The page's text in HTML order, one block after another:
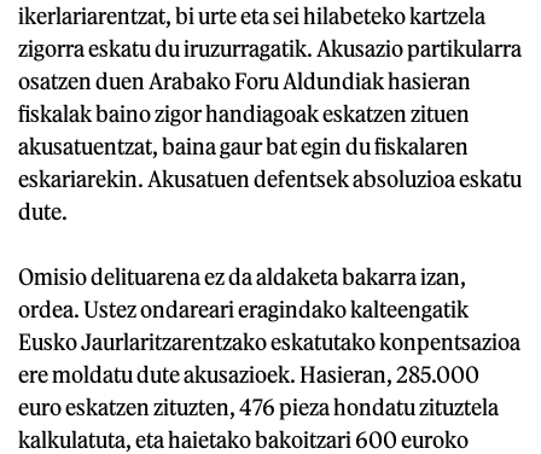
ikerlariarentzat, bi urte eta sei hilabeteko kartzela
zigorra eskatu du iruzurragatik. Akusazio partikularra
osatzen duen Arabako Foru Aldundiak hasieran
fiskalak baino zigor handiagoak eskatzen zituen
akusatuentzat, baina gaur bat egin du fiskalaren
eskariarekin. Akusatuen defentsek absoluzioa eskatu
dute.
Omisio delituarena ez da aldaketa bakarra izan,
ordea. Ustez ondareari eragindako kalteengatik
Eusko Jaurlaritzarentzako eskatutako konpentsazioa
ere moldatu dute akusazioek. Hasieran, 285.000
euro eskatzen zituzten, 476 pieza hondatu zituztela
kalkulatuta, eta haietako bakoitzari 600 euroko